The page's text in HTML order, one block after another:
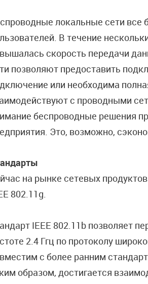
локальные сети все
В течение
скорость передачи
позволяют предоставить
или необходима
с проводными
беспроводные решения
Это, возможно,
на рынке сетевых
802.11g.
IEEE 802.11b позволяет
2.4 Ггц по протоколу
с более ранним
образом, достигается